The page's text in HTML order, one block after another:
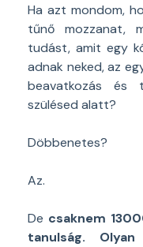
Ha azt mondom,
tűnő mozzanat,
tudást, amit egy
adnak neked, az
beavatkozás
szülésed alatt?
Döbbenetes?
Az.
De csaknem
tanulság.